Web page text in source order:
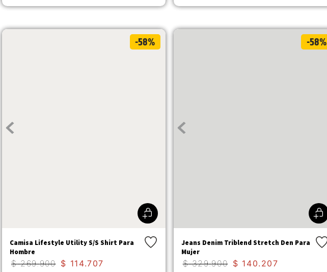
-58%
Camisa Lifestyle Utility S/S Shirt Para
Hombre
$ 269.900 $ 114.707
-58%
Jeans Denim Triblend Stretch Den Para
Mujer
$ 329.900 $ 140. 207